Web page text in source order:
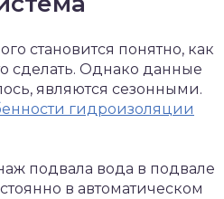
становится понятно, как
сделать. Однако данные
являются сезонными.
гидроизоляции
подвала вода в подвале
в автоматическом